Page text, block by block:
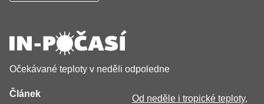
Očekávané teploty v neděli odpoledne
Článek
Od neděle i tropické teploty,